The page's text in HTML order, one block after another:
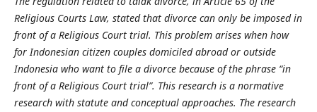
Religious Courts Law, stated that divorce can only be imposed in
front of a Religious Court trial. This problem arises when how
for Indonesian citizen couples domiciled abroad or outside
Indonesia who want to file a divorce because of the phrase “in
front of a Religious Court trial”. This research is a normative
research with statute and conceptual approaches. The research